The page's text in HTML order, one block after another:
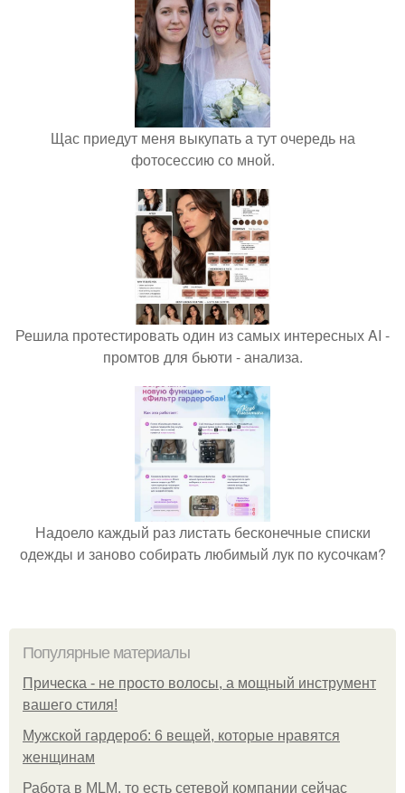
Щас приедут меня выкупать а тут очередь на
фотосессию со мной.
Решила протестировать один из самых интересных AI -
промтов для бьюти - анализа.
Надоело каждый раз листать бесконечные списки
одежды и заново собирать любимый лук по кусочкам?
Популярные материалы
Прическа - не просто волосы, а мощный инструмент
вашего стиля!
Мужской гардероб: 6 вещей, которые нравятся
женщинам
Работа в MLM, то есть сетевой компании сейчас